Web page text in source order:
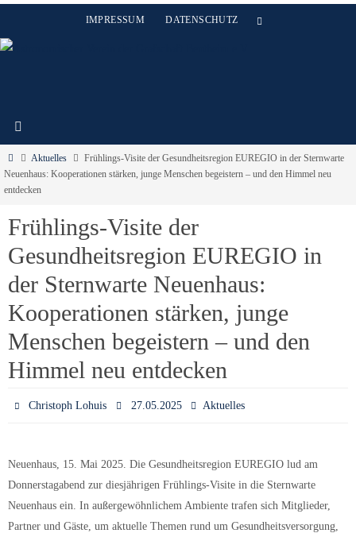
springen
IMPRESSUM DATENSCHUTZ
StartAktuelles
Frühlings-Visite der Gesundheitsregion EUREGIO in der Sternwarte
Neuenhaus: Kooperationen stärken, junge Menschen begeistern – und den Himmel neu
entdecken
Frühlings-Visite der
Gesundheitsregion EUREGIO in
der Sternwarte Neuenhaus:
Kooperationen stärken, junge
Menschen begeistern – und den
Himmel neu entdecken
Christoph Lohuis 27.05.2025 Aktuelles
Neuenhaus, 15. Mai 2025. Die Gesundheitsregion EUREGIO lud am
Donnerstagabend zur diesjährigen Frühlings-Visite in die Sternwarte
Neuenhaus ein. In außergewöhnlichem Ambiente trafen sich Mitglieder,
Partner und Gäste, um aktuelle Themen rund um Gesundheitsversorgung,